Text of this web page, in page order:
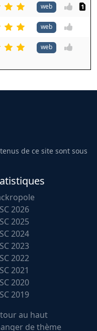
web 1
web
web
de ce site sont sous
2026
2025
2024
2023
2022
2021
2020
2019
au haut
de thème